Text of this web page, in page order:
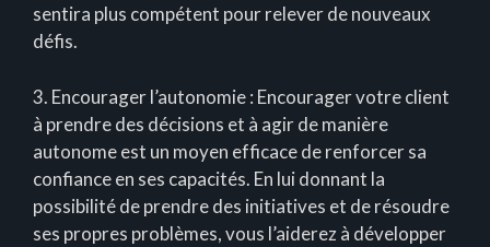
sentira plus compétent pour relever de nouveaux
défis.
3. Encourager l’autonomie : Encourager votre client
à prendre des décisions et à agir de manière
autonome est un moyen efficace de renforcer sa
confiance en ses capacités. En lui donnant la
possibilité de prendre des initiatives et de résoudre
ses propres problèmes, vous l’aiderez à développer